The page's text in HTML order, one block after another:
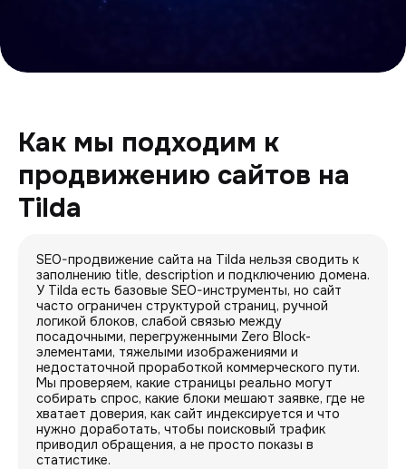
Как мы подходим к
продвижению сайтов на
Tilda
SEO-продвижение сайта на Tilda нельзя сводить к
заполнению title, description и подключению домена.
У Tilda есть базовые SEO-инструменты, но сайт
часто ограничен структурой страниц, ручной
логикой блоков, слабой связью между
посадочными, перегруженными Zero Block-
элементами, тяжелыми изображениями и
недостаточной проработкой коммерческого пути.
Мы проверяем, какие страницы реально могут
собирать спрос, какие блоки мешают заявке, где не
хватает доверия, как сайт индексируется и что
нужно доработать, чтобы поисковый трафик
приводил обращения, а не просто показы в
статистике.